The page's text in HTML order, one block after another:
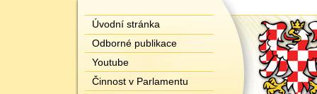
Úvodní stránka
Odborné publikace
Youtube
Činnost v Parlamentu